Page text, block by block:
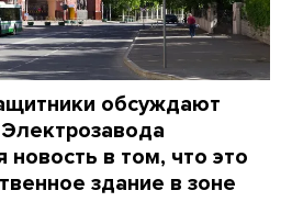
обсуждают
в том, что это
здание в зоне